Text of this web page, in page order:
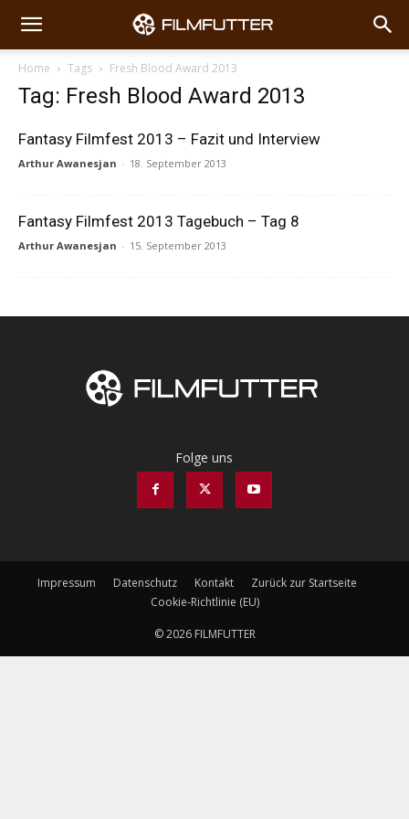
Home Tags Fresh Blood Award 2013
Tag: Fresh Blood Award 2013
Fantasy Filmfest 2013 – Fazit und Interview
Arthur Awanesjan - 18. September 2013
Fantasy Filmfest 2013 Tagebuch – Tag 8
Arthur Awanesjan - 15. September 2013
Folge uns
Impressum Datenschutz Kontakt
Zurück zur Startseite
Cookie-Richtlinie (EU)
© 2026 FILMFUTTER